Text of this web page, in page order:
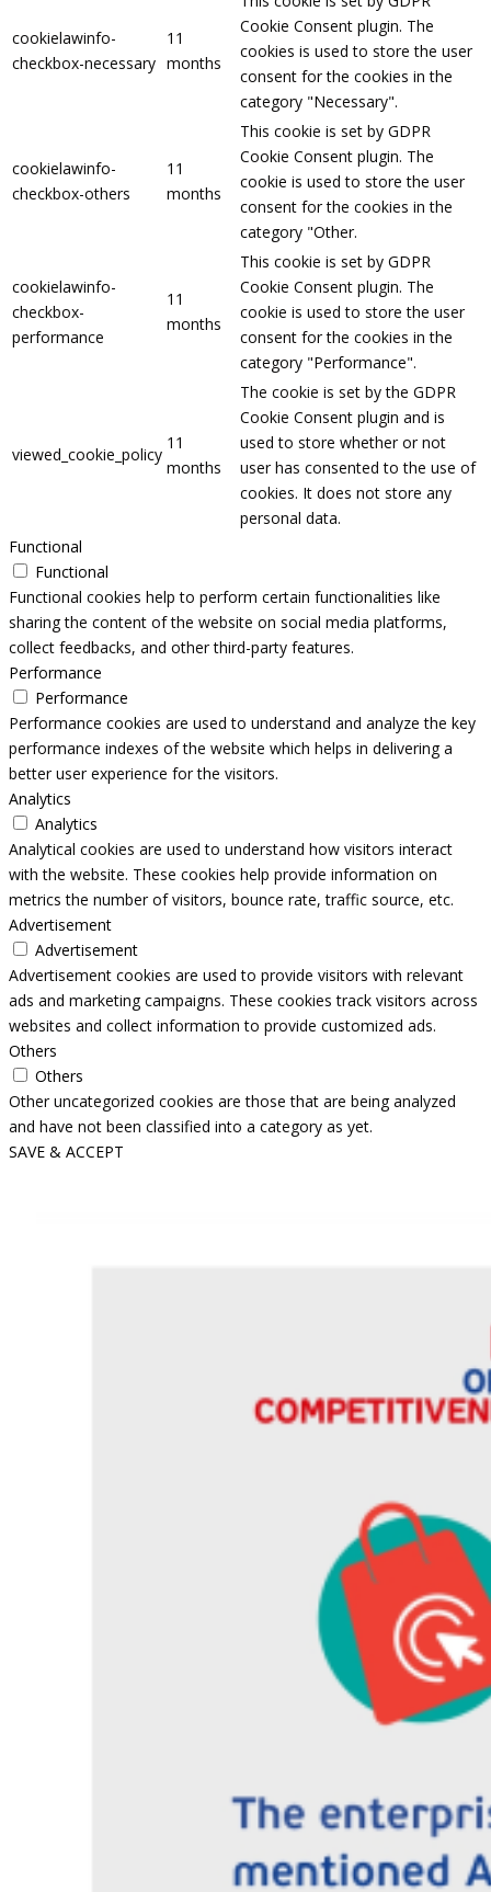
cookielawinfo-
checkbox-necessary
11
months
Cookie Consent plugin. The
cookies is used to store the user
consent for the cookies in the
category "Necessary".
cookielawinfo-
checkbox-others
11
months
This cookie is set by GDPR
Cookie Consent plugin. The
cookie is used to store the user
consent for the cookies in the
category "Other.
cookielawinfo-
checkbox-
performance
11
months
This cookie is set by GDPR
Cookie Consent plugin. The
cookie is used to store the user
consent for the cookies in the
category "Performance".
viewed_cookie_policy
11
months
The cookie is set by the GDPR
Cookie Consent plugin and is
used to store whether or not
user has consented to the use of
cookies. It does not store any
personal data.
Functional
Functional
Functional cookies help to perform certain functionalities like
sharing the content of the website on social media platforms,
collect feedbacks, and other third-party features.
Performance
Performance
Performance cookies are used to understand and analyze the key
performance indexes of the website which helps in delivering a
better user experience for the visitors.
Analytics
Analytics
Analytical cookies are used to understand how visitors interact
with the website. These cookies help provide information on
metrics the number of visitors, bounce rate, traffic source, etc.
Advertisement
Advertisement
Advertisement cookies are used to provide visitors with relevant
ads and marketing campaigns. These cookies track visitors across
websites and collect information to provide customized ads.
Others
Others
Other uncategorized cookies are those that are being analyzed
and have not been classified into a category as yet.
SAVE & ACCEPT